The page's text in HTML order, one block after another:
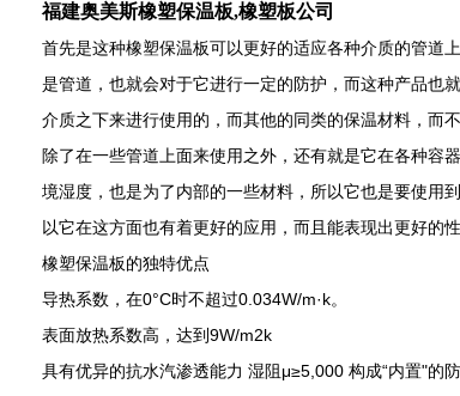
福建奥美斯橡塑保温板,橡塑板公司
首先是这种橡塑保温板可以更好的适应各种介质的管道
是管道，也就会对于它进行一定的防护，而这种产品也
介质之下来进行使用的，而其他的同类的保温材料，而
除了在一些管道上面来使用之外，还有就是它在各种容
境湿度，也是为了内部的一些材料，所以它也是要使用
以它在这方面也有着更好的应用，而且能表现出更好的性
橡塑保温板的独特优点
导热系数，在0°C时不超过0.034W/m·k。
表面放热系数高，达到9W/m2k
具有优异的抗水汽渗透能力 湿阻μ≥5,000 构成“内置"的